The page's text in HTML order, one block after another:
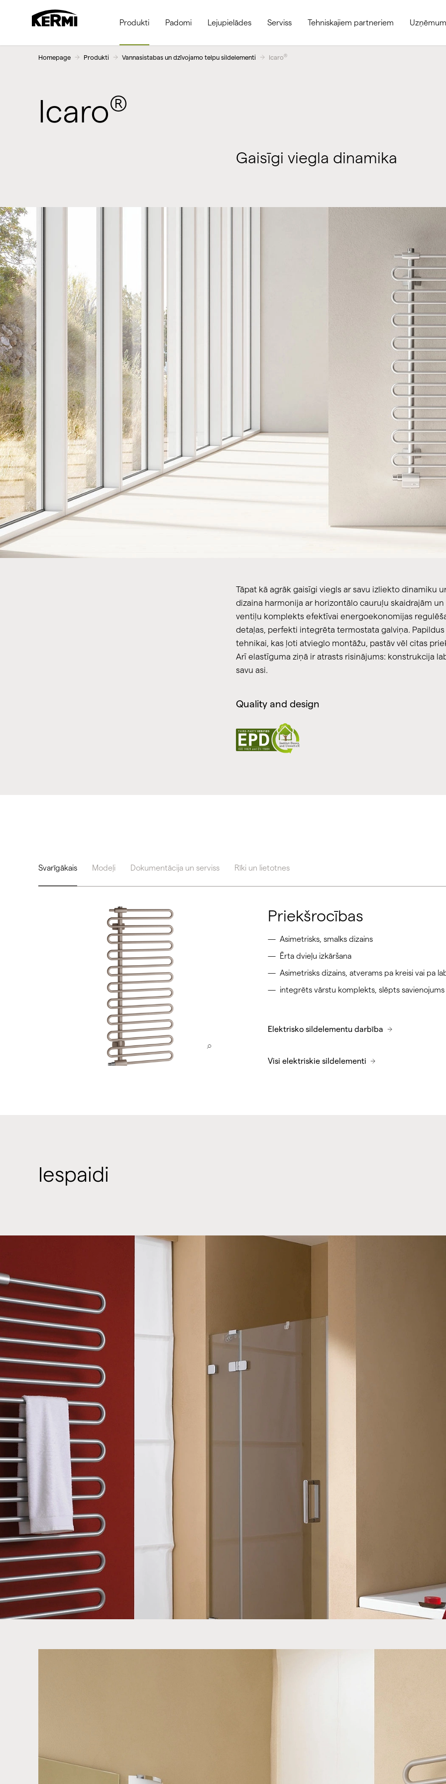
Produkti Padomi Lejupielādes Serviss Tehniskajiem partneriem
Homepage Produkti Vannasistabas un dzīvojamo telpu sildelementi Icaro®
Icaro®
Gaisīgi viegla dinamika
Tāpat kā agrāk gaisīgi viegls ar savu izliekto dinamiku
dizaina harmonija ar horizontālo cauruļu skaidrajām
ventiļu komplekts efektīvai energoekonomijas
detaļas, perfekti integrēta termostata galviņa.
tehnikai, kas ļoti atvieglo montāžu, pastāv vēl citas
Arī elastīguma ziņā ir atrasts risinājums: konstrukcija
savu asi.
Quality and design
Svarīgākais Modeļi Dokumentācija un serviss Rīki un lietotnes
Priekšrocības
Asimetrisks, smalks dizains
Ērta dvieļu izkāršana
Asimetrisks dizains, atverams pa kreisi vai pa
integrēts vārstu komplekts, slēpts savienojums
Elektrisko sildelementu darbība
Visi elektriskie sildelementi
Iespaidi